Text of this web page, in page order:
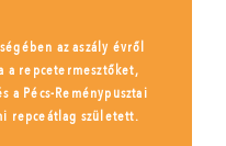
az aszály évről
repcetermesztőket,
a Pécs-Reménypusztai
repceátlag született.